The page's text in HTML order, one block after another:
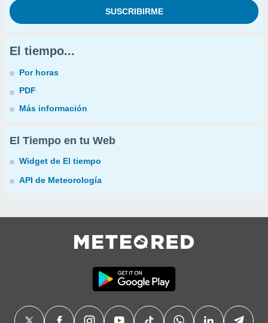
El tiempo...
Por horas
PDF
Más información
El Tiempo en tu Web
Widget de El tiempo
API de Meteorología